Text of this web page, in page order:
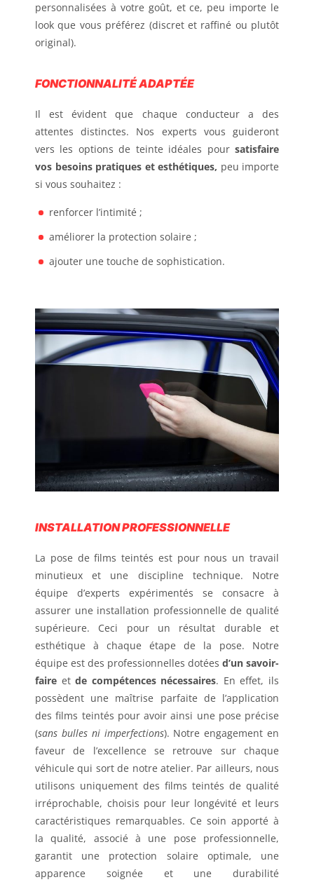
personnalisées à votre goût, et ce, peu importe le
look que vous préférez (discret et raffiné ou plutôt
original).
FONCTIONNALITÉ ADAPTÉE
Il est évident que chaque conducteur a des
attentes distinctes. Nos experts vous guideront
vers les options de teinte idéales pour satisfaire
vos besoins pratiques et esthétiques, peu importe
si vous souhaitez :
renforcer l’intimité ;
améliorer la protection solaire ;
ajouter une touche de sophistication.
INSTALLATION PROFESSIONNELLE
La pose de films teintés est pour nous un travail
minutieux et une discipline technique. Notre
équipe d’experts expérimentés se consacre à
assurer une installation professionnelle de qualité
supérieure. Ceci pour un résultat durable et
esthétique à chaque étape de la pose. Notre
équipe est des professionnelles dotées d’un savoir-
faire etde compétences nécessaires. En effet, ils
possèdent une maîtrise parfaite de l’application
des films teintés pour avoir ainsi une pose précise
(sans bulles ni imperfections). Notre engagement en
faveur de l’excellence se retrouve sur chaque
véhicule qui sort de notre atelier. Par ailleurs, nous
utilisons uniquement des films teintés de qualité
irréprochable, choisis pour leur longévité et leurs
caractéristiques remarquables. Ce soin apporté à
la qualité, associé à une pose professionnelle,
garantit une protection solaire optimale, une
apparence soignée et une durabilité